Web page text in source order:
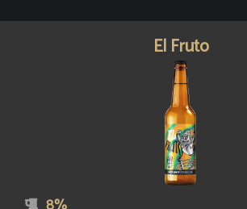
El Fruto